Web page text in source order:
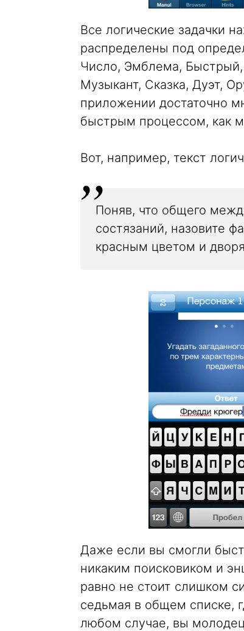
Все логические задачки
распределены под
Число, Эмблема,
Музыкант, Сказка, Дуэт,
приложении достаточно
быстрым процессом, как
Вот, например, текст
Поняв, что общего
состязаний, назовите
красным цветом и
Даже если вы смогли
никаким поисковиком и
равно не стоит слишком
седьмая в общем списке,
любом случае, вы